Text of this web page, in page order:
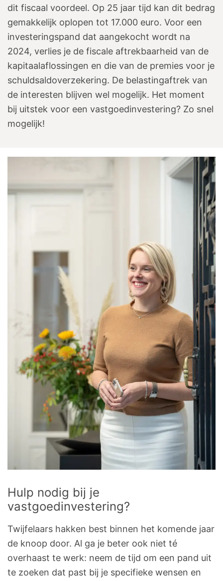
dit fiscaal voordeel. Op 25 jaar tijd kan dit bedrag
gemakkelijk oplopen tot 17.000 euro. Voor een
investeringspand dat aangekocht wordt na
2024, verlies je de fiscale aftrekbaarheid van de
kapitaalaflossingen en die van de premies voor je
schuldsaldoverzekering. De belastingaftrek van
de interesten blijven wel mogelijk. Het moment
bij uitstek voor een vastgoedinvestering? Zo snel
mogelijk!
Hulp nodig bij je
vastgoedinvestering?
Twijfelaars hakken best binnen het komende jaar
de knoop door. Al ga je beter ook niet té
overhaast te werk: neem de tijd om een pand uit
te zoeken dat past bij je specifieke wensen en